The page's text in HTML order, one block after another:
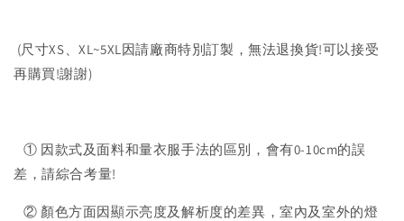
(尺寸XS、XL~5XL因請廠商特別訂製，無法退換貨!可以接受
再購買!謝謝)
① 因款式及面料和量衣服手法的區別，會有0-10cm的誤
差，請綜合考量!
② 顏色方面因顯示亮度及解析度的差異，室內及室外的燈